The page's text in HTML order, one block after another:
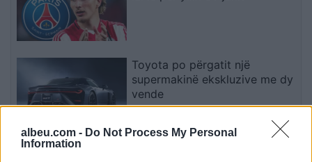
albeu.com - Do Not Process My Personal
Information
Toyota po përgatit një
supermakinë ekskluzive me dy
vende